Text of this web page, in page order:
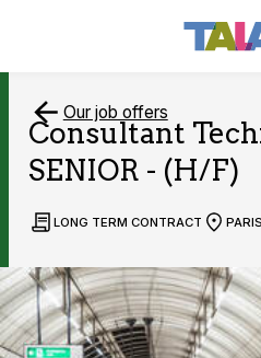
Our job offers
Consultant
SENIOR - (H/F)
LONG TERM CONTRACT PARIS